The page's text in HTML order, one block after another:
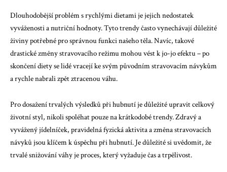
Dlouhodobější problém s rychlými dietami je jejich nedostatek
vyváženosti a nutriční hodnoty. Tyto trendy často vynechávají důležité
živiny potřebné pro správnou funkci našeho těla. Navíc, takové
drastické změny stravovacího režimu mohou vést k jo-jo efektu – po
skončení diety se lidé vracejí ke svým původním stravovacím návykům
a rychle nabrali zpět ztracenou váhu.
Pro dosažení trvalých výsledků při hubnutí je důležité upravit celkový
životní styl, nikoli spoléhat pouze na krátkodobé trendy. Zdravý a
vyvážený jídelníček, pravidelná fyzická aktivita a změna stravovacích
návyků jsou klíčem k úspěchu při hubnutí. Je důležité si uvědomit, že
trvalé snižování váhy je proces, který vyžaduje čas a trpělivost.